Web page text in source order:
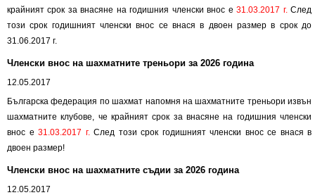
крайният срок за внасяне на годишния членски внос е31.03.2017 г.След
този срок годишният членски внос се внася в двоен размер в срок до
31.06.2017 г.
Членски внос на шахматните треньори за 2026 година
12.05.2017
Българска федерация по шахмат напомня на шахматните треньори извън
шахматните клубове, че крайният срок за внасяне на годишния членски
внос е 31.03.2017 г.След този срок годишният членски внос се внася в
двоен размер!
Членски внос на шахматните съдии за 2026 година
12.05.2017